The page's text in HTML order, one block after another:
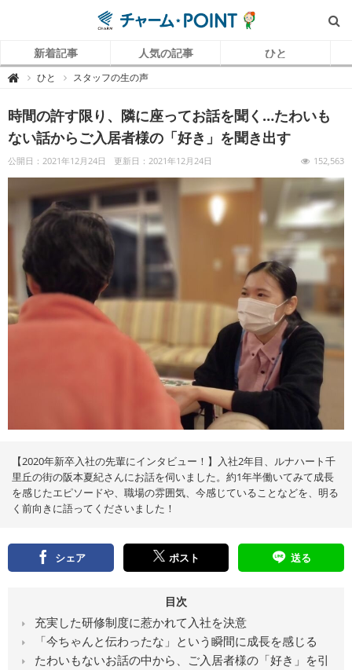
新着記事 人気の記事 ひと
 チ
P
O
I
N
（
ャ
ト
）
｜
介
護
で
働
く
リ
ア
ひと スタッフの生の声
時間の許す限り、隣に座ってお話を聞く…たわいも
ない話からご入居者様の「好き」を聞き出す
公開日：2021年12月24日 更新日：2021年12月24日 152,563
【2020年新卒入社の先輩にインタビュー！】入社2年目、ルナハート千
里丘の街の阪本夏紀さんにお話を伺いました。約1年半働いてみて成長
を感じたエピソードや、職場の雰囲気、今感じていることなどを、明る
く前向きに語ってくださいました！
シェア ポスト 送る
目次
充実した研修制度に惹かれて入社を決意
「今ちゃんと伝わったな」という瞬間に成長を感じる
たわいもないお話の中から、ご入居者様の「好き」を引